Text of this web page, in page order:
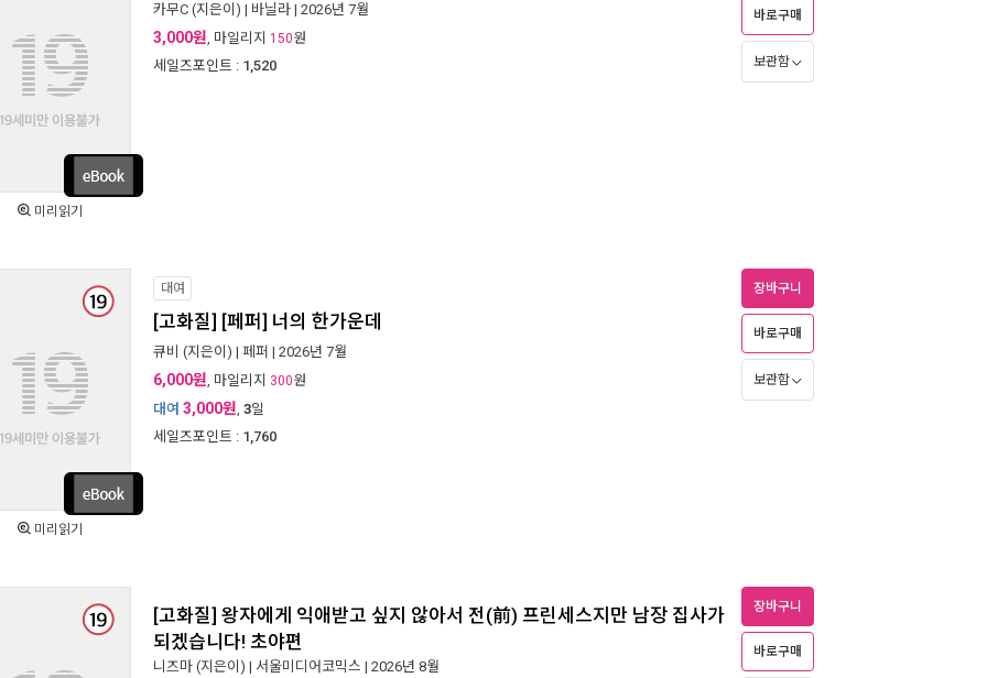
미리읽기
카무C (지은이) | 바닐라 | 2026년 7월
3,000원, 마일리지 150원
세일즈포인트 : 1,520
바로구매
보관함
미리읽기
대여
[고화질] [페퍼] 너의 한가운데
큐비 (지은이) | 페퍼 | 2026년 7월
6,000원, 마일리지 300원
대여 3,000원, 3일
세일즈포인트 : 1,760
장바구니
바로구매
보관함
[고화질] 왕자에게 익애받고 싶지 않아서 전(前) 프린세스지만 남장 집사가
되겠습니다! 초야편
니즈마 (지은이) | 서울미디어코믹스 | 2026년 8월
장바구니
바로구매